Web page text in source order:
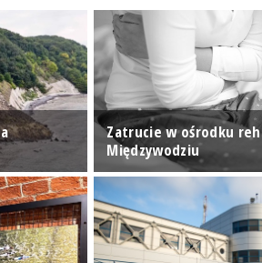
Zatrucie w ośrodku
Międzywodziu